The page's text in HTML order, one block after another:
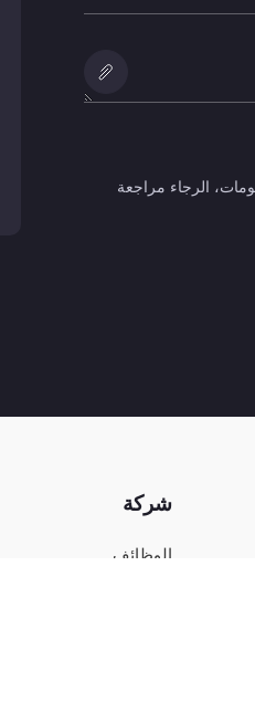
إضافة
الرجاء مراجعة
شركة
الوظائف